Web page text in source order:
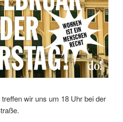
wir uns um 18 Uhr bei der